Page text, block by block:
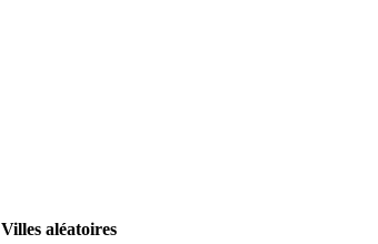
Villes aléatoires